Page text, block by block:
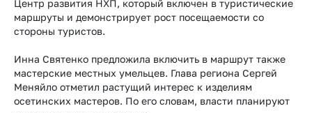
Центр развития НХП, который включен в туристические
маршруты и демонстрирует рост посещаемости со
стороны туристов.
Инна Святенко предложила включить в маршрут также
мастерские местных умельцев. Глава региона Сергей
Меняйло отметил растущий интерес к изделиям
осетинских мастеров. По его словам, власти планируют